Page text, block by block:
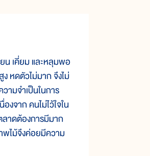
น เคี่ยม และหลุมพอ
หดตัวไม่มาก จึงไม่
ามจำเป็นในการ
จาก คนไม่ไว้ใจใน
ลาดต้องการมีมาก
พไม้จึงค่อยมีความ